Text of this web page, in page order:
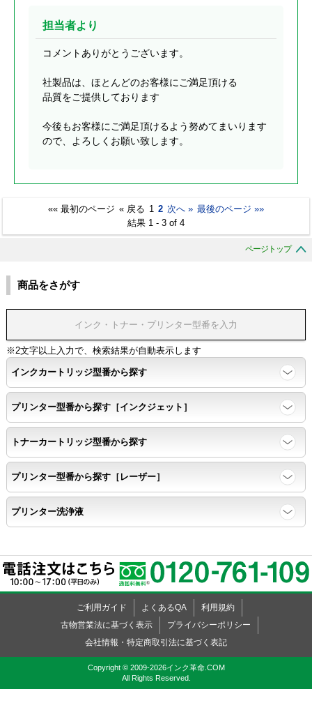
担当者より
コメントありがとうございます。
社製品は、ほとんどのお客様にご満足頂ける
品質をご提供しております
今後もお客様にご満足頂けるよう努めてまいります
ので、よろしくお願い致します。
«« 最初のページ « 戻る 1 2 次へ » 最後のページ »»
結果 1 - 3 of 4
ページトップ
商品をさがす
※2文字以上入力で、検索結果が自動表示します
インクカートリッジ型番から探す
プリンター型番から探す［インクジェット］
トナーカートリッジ型番から探す
プリンター型番から探す［レーザー］
プリンター洗浄液
ご利用ガイド よくあるQA
利用規約
古物営業法に基づく表示
プライバシーポリシー
会社情報・特定商取引法に基づく表記
Copyright © 2009-2026インク革命.COM
All Rights Reserved.